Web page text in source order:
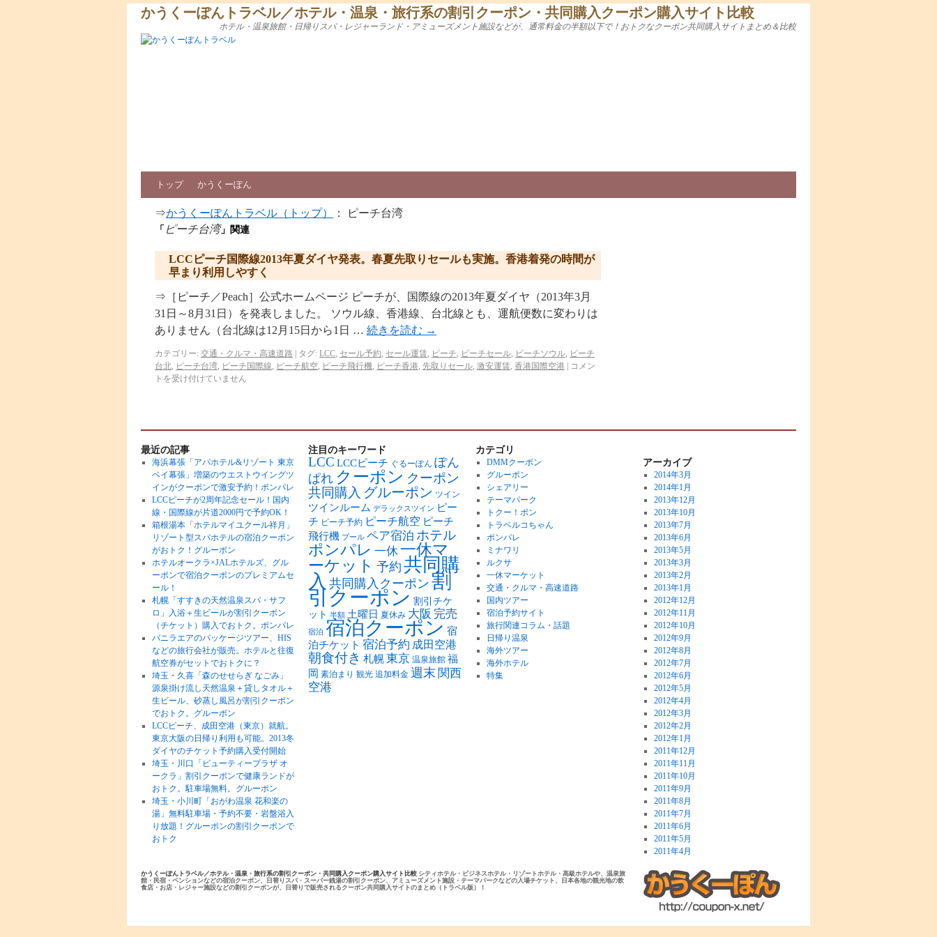
かうくーぽんトラベル／ホテル・温泉・旅行系の割引クーポン・共同購入クーポン購入サイト比較
ホテル・温泉旅館・日帰りスパ・レジャーランド・アミューズメント施設などが、通常料金の半額以下で！おトクなクーポン共同購入サイトまとめ＆比較
トップ かうくーぽん
⇒かうくーぽんトラベル（トップ） ： ピーチ台湾
「 ピーチ台湾」関連
LCCピーチ国際線2013年夏ダイヤ発表。春夏先取りセールも実施。香港着発の時間が
早まり利用しやすく
⇒［ピーチ／Peach］公式ホームページ ピーチが、国際線の2013年夏ダイヤ（2013年3月
31日～8月31日）を発表しました。 ソウル線、香港線、台北線とも、運航便数に変わりは
ありません（台北線は12月15日から1日 … 続きを読む →
カテゴリー: 交通・クルマ・高速道路 タグ: LCC, セール予約, セール運賃, ピーチ, ピーチセール, ピーチソウル, ピーチ
台北, ピーチ台湾, ピーチ国際線, ピーチ航空, ピーチ飛行機, ピーチ香港, 先取りセール, 激安運賃, 香港国際空港
コメン
トを受け付けていません
最近の記事
海浜幕張「アパホテル&リゾート 東京
ベイ幕張」増築のウエストウイングツ
インがクーポンで激安予約！ポンパレ
LCCピーチが2周年記念セール！国内
線・国際線が片道2000円で予約OK！
箱根湯本「ホテルマイユクール祥月」
リゾート型スパホテルの宿泊クーポン
がおトク！グルーポン
ホテルオークラ×JALホテルズ、グル
ーポンで宿泊クーポンのプレミアムセ
ール！
札幌「すすきの天然温泉スパ・サフ
ロ」入浴＋生ビールが割引クーポン
（チケット）購入でおトク。ポンパレ
バニラエアのパッケージツアー、HIS
などの旅行会社が販売。ホテルと往復
航空券がセットでおトクに？
埼玉・久喜「森のせせらぎ なごみ」
源泉掛け流し天然温泉＋貸しタオル＋
生ビール、砂蒸し風呂が割引クーポン
でおトク。グルーポン
LCCピーチ、成田空港（東京）就航。
東京大阪の日帰り利用も可能。2013冬
ダイヤのチケット予約購入受付開始
埼玉・川口「ビューティープラザ オ
ークラ」割引クーポンで健康ランドが
おトク。駐車場無料。グルーポン
埼玉・小川町「おがわ温泉 花和楽の
湯」無料駐車場・予約不要・岩盤浴入
り放題！グルーポンの割引クーポンで
おトク
注目のキーワード
LCC LCCピーチ ぐるーぽん ぽん
ぱれ クーポン クーポン
共同購入 グルーポン ツイン
ツインルーム デラックスツイン ピー
チ ピーチ予約 ピーチ航空 ピーチ
飛行機 プール ペア宿泊 ホテル
ポンパレ 一休 一休マ
ーケット 予約 共同購
入 共同購入クーポン 割
引クーポン 割引チケ
ット 半額 土曜日 夏休み 大阪 完売
宿泊 宿泊クーポン 宿
泊チケット 宿泊予約 成田空港
朝食付き 札幌東京 温泉旅館 福
岡 素泊まり 観光 追加料金 週末 関西
空港
カテゴリ
DMMクーポン
グルーポン
シェアリー
テーマパーク
トクー！ポン
トラベルコちゃん
ポンパレ
ミナワリ
ルクサ
一休マーケット
交通・クルマ・高速道路
国内ツアー
宿泊予約サイト
旅行関連コラム・話題
日帰り温泉
海外ツアー
海外ホテル
特集
アーカイブ
2014年3月
2014年1月
2013年12月
2013年10月
2013年7月
2013年6月
2013年5月
2013年3月
2013年2月
2013年1月
2012年12月
2012年11月
2012年10月
2012年9月
2012年8月
2012年7月
2012年6月
2012年5月
2012年4月
2012年3月
2012年2月
2012年1月
2011年12月
2011年11月
2011年10月
2011年9月
2011年8月
2011年7月
2011年6月
2011年5月
2011年4月
かうくーぽんトラベル／ホテル・温泉・旅行系の割引クーポン・共同購入クーポン購入サイト比較 シティホテル・ビジネスホテル・リゾートホテル・高級ホテルや、温泉旅
館・民宿・ペンションなどの宿泊クーポン、日替りスパ・スーパー銭湯の割引クーポン、アミューズメント施設・テーマパークなどの入場チケット、日本各地の観光地の飲
食店・お店・レジャー施設などの割引クーポンが、日替りで販売されるクーポン共同購入サイトのまとめ（トラベル版）！